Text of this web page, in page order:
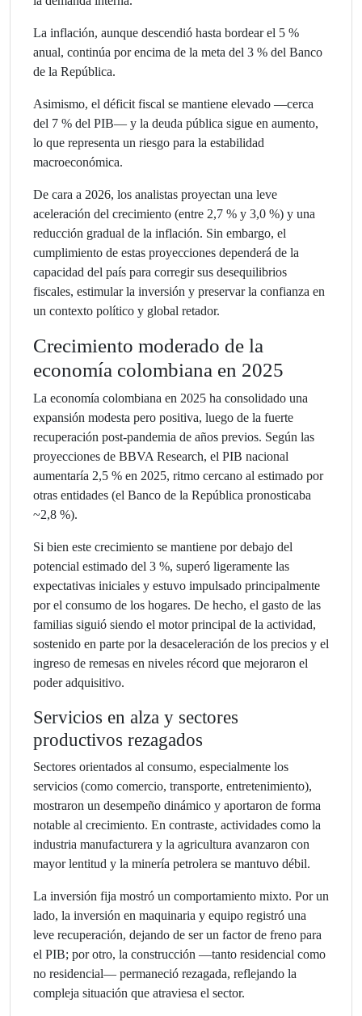
La inflación, aunque descendió hasta bordear el 5 %
anual, continúa por encima de la meta del 3 % del Banco
de la República.
Asimismo, el déficit fiscal se mantiene elevado —cerca
del 7 % del PIB— y la deuda pública sigue en aumento,
lo que representa un riesgo para la estabilidad
macroeconómica.
De cara a 2026, los analistas proyectan una leve
aceleración del crecimiento (entre 2,7 % y 3,0 %) y una
reducción gradual de la inflación. Sin embargo, el
cumplimiento de estas proyecciones dependerá de la
capacidad del país para corregir sus desequilibrios
fiscales, estimular la inversión y preservar la confianza en
un contexto político y global retador.
Crecimiento moderado de la
economía colombiana en 2025
La economía colombiana en 2025 ha consolidado una
expansión modesta pero positiva, luego de la fuerte
recuperación post-pandemia de años previos. Según las
proyecciones de BBVA Research, el PIB nacional
aumentaría 2,5 % en 2025, ritmo cercano al estimado por
otras entidades (el Banco de la República pronosticaba
~2,8 %).
Si bien este crecimiento se mantiene por debajo del
potencial estimado del 3 %, superó ligeramente las
expectativas iniciales y estuvo impulsado principalmente
por el consumo de los hogares. De hecho, el gasto de las
familias siguió siendo el motor principal de la actividad,
sostenido en parte por la desaceleración de los precios y el
ingreso de remesas en niveles récord que mejoraron el
poder adquisitivo.
Servicios en alza y sectores
productivos rezagados
Sectores orientados al consumo, especialmente los
servicios (como comercio, transporte, entretenimiento),
mostraron un desempeño dinámico y aportaron de forma
notable al crecimiento. En contraste, actividades como la
industria manufacturera y la agricultura avanzaron con
mayor lentitud y la minería petrolera se mantuvo débil.
La inversión fija mostró un comportamiento mixto. Por un
lado, la inversión en maquinaria y equipo registró una
leve recuperación, dejando de ser un factor de freno para
el PIB; por otro, la construcción —tanto residencial como
no residencial— permaneció rezagada, reflejando la
compleja situación que atraviesa el sector.